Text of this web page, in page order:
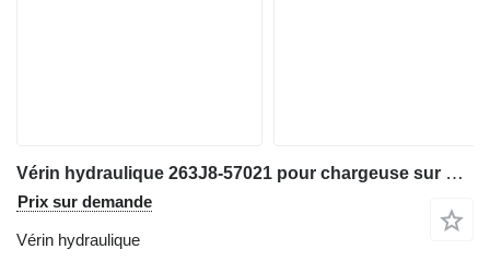
Vérin hydraulique 263J8-57021 pour chargeuse sur pneus Hitachi ZW310
Prix sur demande
Vérin hydraulique